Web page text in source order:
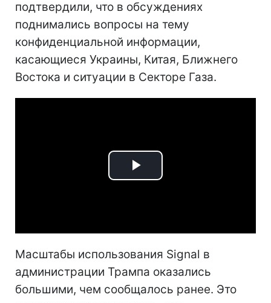
подтвердили, что в обсуждениях
поднимались вопросы на тему
конфиденциальной информации,
касающиеся Украины, Китая, Ближнего
Востока и ситуации в Секторе Газа.
Play
Масштабы использования Signal в
администрации Трампа оказались
большими, чем сообщалось ранее. Это